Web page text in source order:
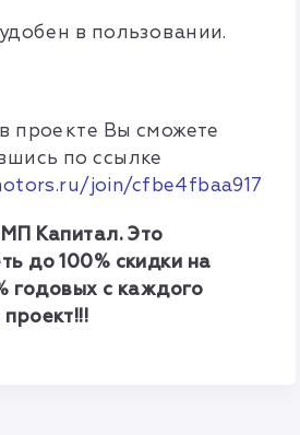
в пользовании.
проекте Вы сможете
по ссылке
join/cfbe4fbaa917
Капитал. Это
до 100% скидки на
годовых с каждого